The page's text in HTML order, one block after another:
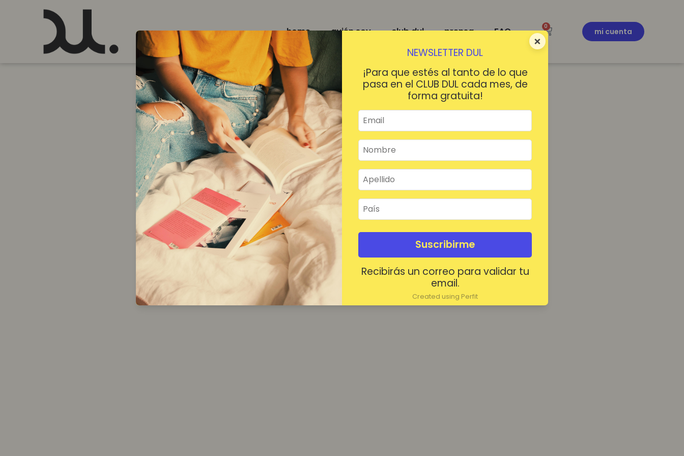
×
NEWSLETTER DUL
¡Para que estés al tanto de lo que
pasa en el CLUB DUL cada mes, de
forma gratuita!
Suscribirme
Recibirás un correo para validar tu
email.
Created using Perfit
home quién soy club dul prensa FAQ 0
mi cuenta
¡HOLA!
Mantenerme conectado ¿Contraseña olvidada?
Acceder